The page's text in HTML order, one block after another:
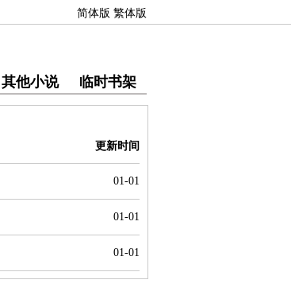
简体版 繁体版
其他小说 临时书架
更新时间
01-01
01-01
01-01